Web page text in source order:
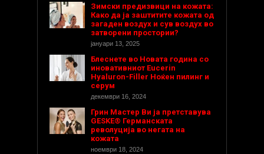
Зимски предизвици на кожата:
Како да ја заштитите кожата од
загаден воздух и сув воздух во
затворени простории?
јануари 13, 2025
Блеснете во Новата година со
иновативниот Eucerin
Hyaluron-Filler Ноќен пилинг и
серум
декември 16, 2024
Грин Мастер Ви ја претставува
GESKE® Германската
револуција во негата на
кожата
ноември 18, 2024